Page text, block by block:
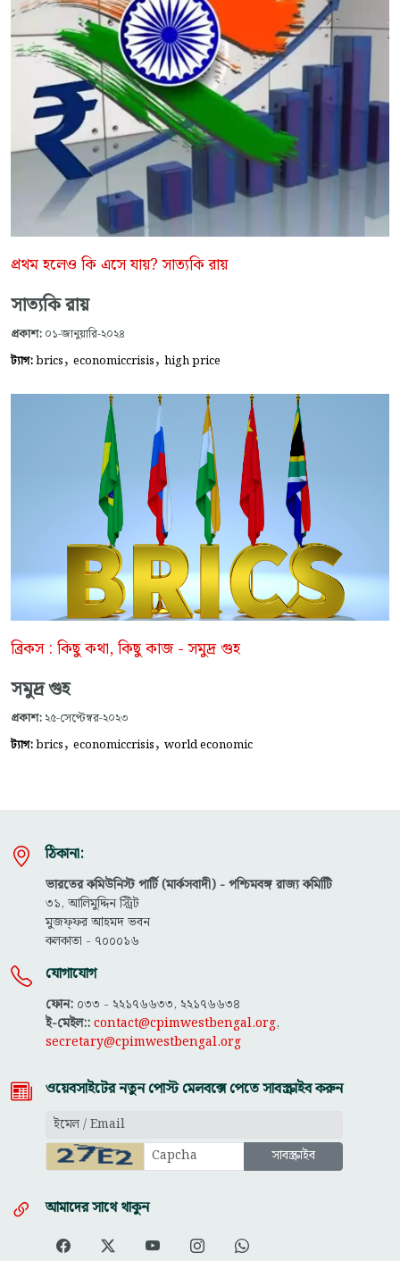
প্রথম হলেও কি এসে যায়? সাত্যকি রায়
সাত্যকি রায়
প্রকাশ: ০১-জানুয়ারি-২০২৪
ট্যাগ:brics, economiccrisis, high price
ব্রিকস : কিছু কথা, কিছু কাজ - সমুদ্র গুহ
সমুদ্র গুহ
প্রকাশ: ২৫-সেপ্টেম্বর-২০২৩
ট্যাগ:brics, economiccrisis, world economic
ঠিকানা:
ভারতের কমিউনিস্ট পার্টি (মার্কসবাদী) - পশ্চিমবঙ্গ রাজ্য কমিটিি
৩১, আলিমুদ্দিন স্ট্রিট
মুজফ্ফ‌র আহমদ ভবন
কলকাতা - ৭০০০১৬
যোগাযোগ
ফোন: ০৩৩ - ২২১৭৬৬৩৩, ২২১৭৬৬৩৪
ই-মেইল::contact@cpimwestbengal.org,
secretary@cpimwestbengal.org
ওয়েবসাইটের নতুন পোস্ট মেলবক্সে পেতে সাবস্ক্রাইব করুন
আমাদের সাথে থাকুন